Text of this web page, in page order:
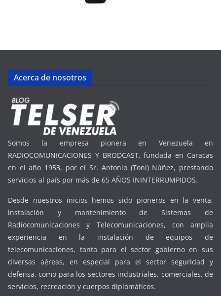
Acerca de nosotros
Somos la empresa pionera en Venezuela en
RADIOCOMUNICACIONES Y BRODCAST, fundada en Caracas
en el año 1953, por el Sr. Antonio (Toni) Núñez, prestando
servicios al país por más de 65 AÑOS ININTERRUMPIDOS.
Desde nuestros inicios hemos sido pioneros en la venta,
instalación y mantenimiento de Sistemas de
Radiocomunicaciones y Telecomunicaciones, con amplia
experiencia en la instalación de equipos de
telecomunicaciones, tanto para el sector gobierno en sus
diversas aéreas, en especial para el sector seguridad y
defensa, como para los sectores industriales, comerciales, de
servicios, recreación y cuerpos diplomáticos.